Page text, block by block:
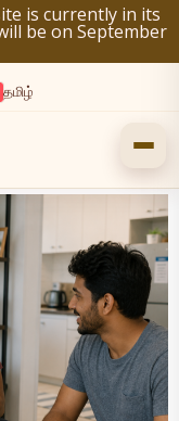
is currently in its
be on September
தமிழ்